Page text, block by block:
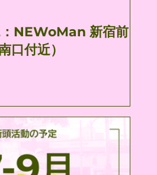
NEWoMan 新宿前
口付近）